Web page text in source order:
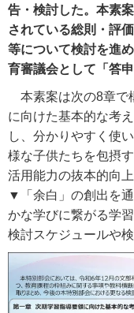
告・検討した。 本素
されている総則・評
等について検討を進
育審議会として「答
本素案は次の8章で
に向けた基本的な考
し、分かりやすく使
様な子供たちを包摂
活用能力の抜本的向
▼
「余白」の創出を
かな学びに繋がる学
検討スケジュールや